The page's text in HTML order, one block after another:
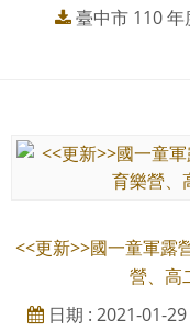
臺中市 110
<<更新>>國一童軍露
營、高
日期 : 2021-01-29